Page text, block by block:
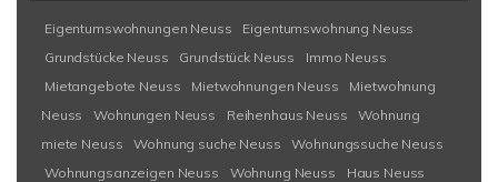
Eigentumswohnungen Neuss
Eigentumswohnung Neuss
Grundstücke Neuss
Grundstück Neuss
Immo Neuss
Mietangebote Neuss
Mietwohnungen Neuss
Mietwohnung
Neuss
Wohnungen Neuss Reihenhaus Neuss
Wohnung
miete Neuss
Wohnung suche Neuss
Wohnungssuche Neuss
Wohnungsanzeigen Neuss
Wohnung Neuss
Haus Neuss